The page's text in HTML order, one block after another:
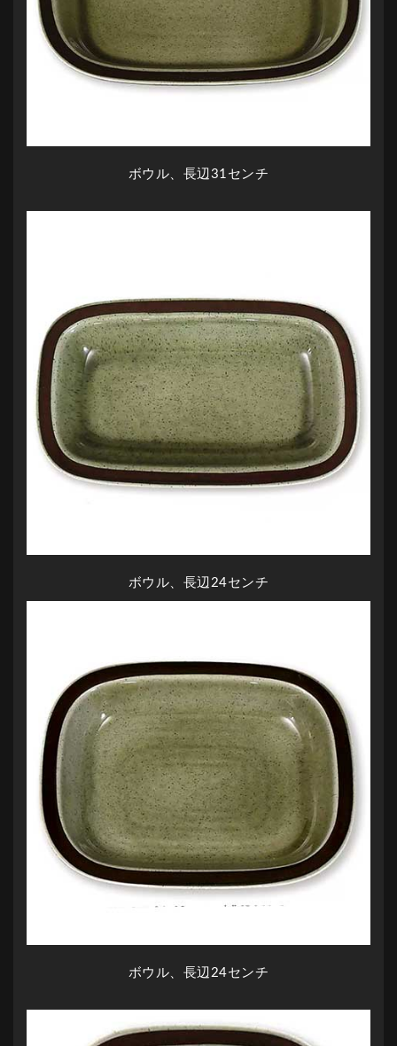
ボウル、長辺31センチ
ボウル、長辺24センチ
ボウル、長辺24センチ